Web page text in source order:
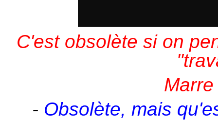
C'est obsolète si on
- Obsolète, mais